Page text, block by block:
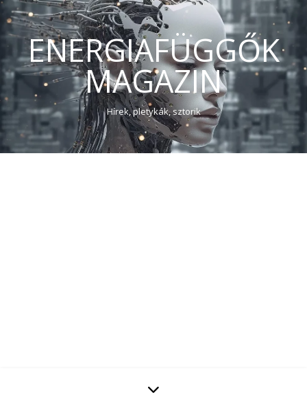
ENERGIAFÜGGŐK
MAGAZIN
Hírek, pletykák, sztorik